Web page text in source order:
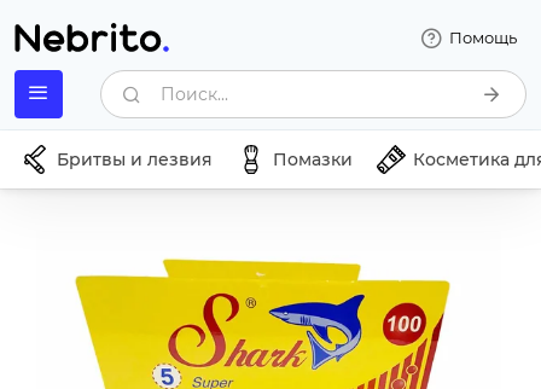
Помощь
Поиск...
Бритвы и лезвия Помазки Косметика